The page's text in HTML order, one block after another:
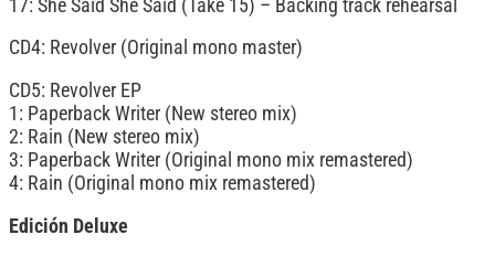
17: She Said She Said (Take 15) – Backing track rehearsal
CD4: Revolver (Original mono master)
CD5: Revolver EP
1: Paperback Writer (New stereo mix)
2: Rain (New stereo mix)
3: Paperback Writer (Original mono mix remastered)
4: Rain (Original mono mix remastered)
Edición Deluxe